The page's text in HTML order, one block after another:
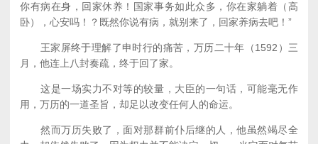
你有病在身，回家休养！国家事务如此众多，你在家躺着（高
卧），心安吗！？既然你说有病，就别来了，回家养病去吧！”
王家屏终于理解了申时行的痛苦，万历二十年（1592）三
月，他连上八封奏疏，终于回了家。
这是一场实力不对等的较量，大臣的一句话，可能毫无作
用，万历的一道圣旨，却足以改变任何人的命运。
然而万历失败了，面对那群前仆后继的人，他虽然竭尽全